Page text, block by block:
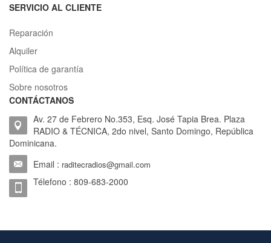
SERVICIO AL CLIENTE
Reparación
Alquiler
Política de garantía
Sobre nosotros
CONTÁCTANOS
Av. 27 de Febrero No.353, Esq. José Tapia Brea. Plaza
RADIO & TÉCNICA, 2do nivel, Santo Domingo, República
Dominicana.
Email : raditecradios@gmail.com
Télefono : 809-683-2000